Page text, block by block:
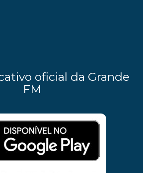
oficial da Grande
FM